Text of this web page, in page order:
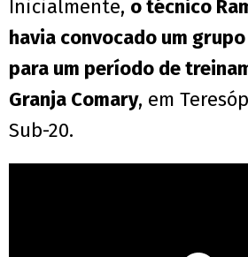
Inicialmente, o técnico
havia convocado um
para um período de
Granja Comary, em
Sub-20.